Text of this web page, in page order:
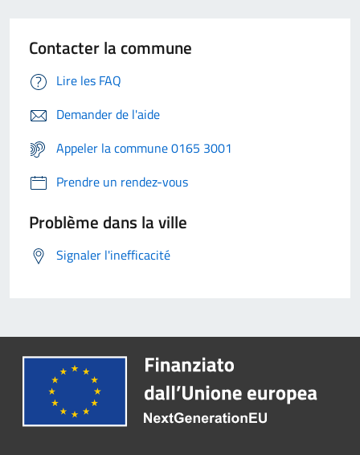
Contacter la commune
Lire les FAQ
Demander de l'aide
Appeler la commune 0165 3001
Prendre un rendez-vous
Problème dans la ville
Signaler l'inefficacité